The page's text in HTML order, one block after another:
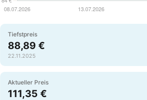
Tiefstpreis
88,89 €
22.11.2025
Aktueller Preis
111,35 €